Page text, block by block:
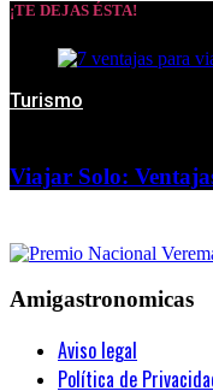
¡TE DEJAS ÉSTA!
Turismo
Viajar Solo:
Amigastronomicas
Aviso legal
Política de